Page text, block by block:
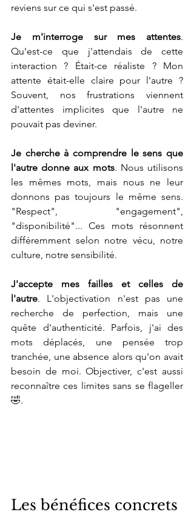
reviens sur ce qui s'est passé.
Je m'interroge sur mes attentes.
Qu'est-ce que j'attendais de cette
interaction ? Était-ce réaliste ? Mon
attente était-elle claire pour l'autre ?
Souvent, nos frustrations viennent
d'attentes implicites que l'autre ne
pouvait pas deviner.
Je cherche à comprendre le sens que
l'autre donne aux mots. Nous utilisons
les mêmes mots, mais nous ne leur
donnons pas toujours le même sens.
"Respect", "engagement",
"disponibilité"... Ces mots résonnent
différemment selon notre vécu, notre
culture, notre sensibilité.
J'accepte mes failles et celles de
l'autre. L'objectivation n'est pas une
recherche de perfection, mais une
quête d'authenticité. Parfois, j'ai des
mots déplacés, une pensée trop
tranchée, une absence alors qu'on avait
besoin de moi. Objectiver, c'est aussi
reconnaître ces limites sans se flageller
🤣.
Les bénéfices concrets